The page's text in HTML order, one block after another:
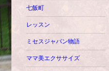
七飯町
レッスン
ミセスジャパン物語
ママ美エクササイズ